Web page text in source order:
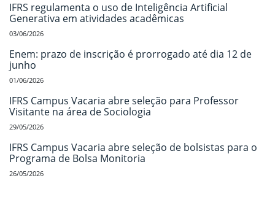
IFRS regulamenta o uso de Inteligência Artificial
Generativa em atividades acadêmicas
03/06/2026
Enem: prazo de inscrição é prorrogado até dia 12 de
junho
01/06/2026
IFRS Campus Vacaria abre seleção para Professor
Visitante na área de Sociologia
29/05/2026
IFRS Campus Vacaria abre seleção de bolsistas para o
Programa de Bolsa Monitoria
26/05/2026